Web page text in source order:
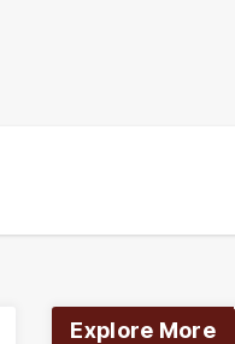
Explore More